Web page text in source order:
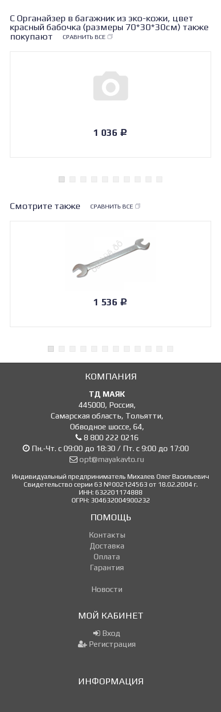
С Органайзер в багажник из эко-кожи, цвет
красный бабочка (размеры 70*30*30см) также
покупают
СРАВНИТЬ ВСЕ
1 036 Р
Смотрите также СРАВНИТЬ ВСЕ
1 536 Р
КОМПАНИЯ
ТД МАЯК
445000, Россия,
Самарская область, Тольятти,
Обводное шоссе, 64,
8 800 222 0216
Пн.-Чт. с 09:00 до 18:30 / Пт. с 9:00 до 17:00
opt@mayakavto.ru
Индивидуальный предприниматель Михалев Олег Васильевич
Свидетельство серии 63 №002124563 от 18.02.2004 г.
ИНН: 632201174888
ОГРН: 304632004900232
ПОМОЩЬ
Контакты
Доставка
Оплата
Гарантия
Новости
МОЙ КАБИНЕТ
Вход
Регистрация
ИНФОРМАЦИЯ